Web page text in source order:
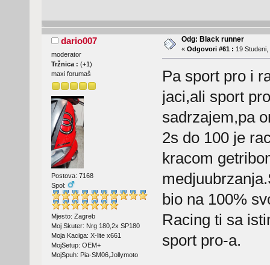
dario007
moderator
Tržnica : (+1)
maxi forumaš
Postova: 7168
Spol:
Mjesto: Zagreb
Moj Skuter: Nrg 180,2x SP180
Moja Kaciga: X-lite x661
MojSetup: OEM+
MojSpuh: Pia-SM06,Jollymoto
Odg: Black runner
« Odgovori #61 : 19
Pa sport pro i
jaci,ali sport
sadrzajem,pa
2s do 100 je
kracom
bio na 100%
Racing ti sa
sport pro-a.